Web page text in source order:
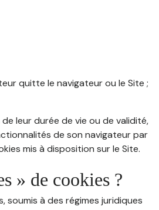
quitte le navigateur ou le Site ;
leur durée de vie ou de validité,
de son navigateur par
mis à disposition sur le Site.
» de cookies ?
à des régimes juridiques